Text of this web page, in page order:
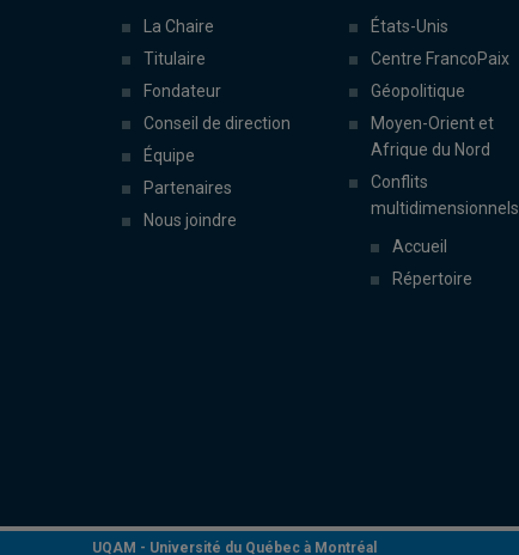
La Chaire
Titulaire
Fondateur
Conseil de direction
Équipe
Partenaires
Nous joindre
États-Unis
Centre FrancoPaix
Géopolitique
Moyen-Orient et
Afrique du Nord
Conflits
multidimensionnels
Accueil
Répertoire
UQAM - Université du Québec à Montréal